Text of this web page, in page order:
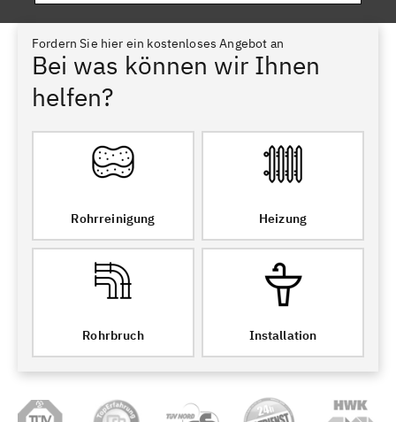
Fordern Sie hier ein kostenloses Angebot an
Bei was können wir Ihnen
helfen?
Rohrreinigung Heizung
Rohrbruch Installation